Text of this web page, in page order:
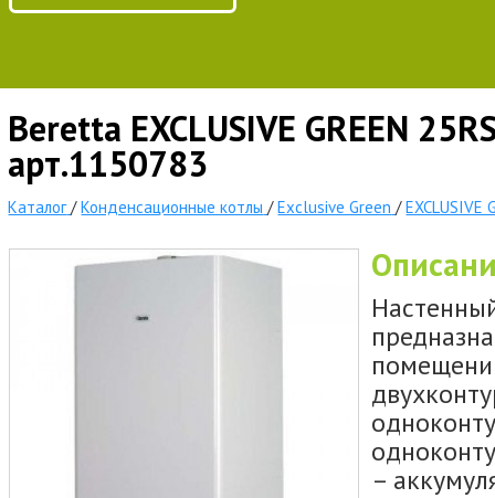
Beretta EXCLUSIVE GREEN
арт.1150783
Каталог /Конденсационные котлы /Exclusive Green /EXCLUSIVE
–